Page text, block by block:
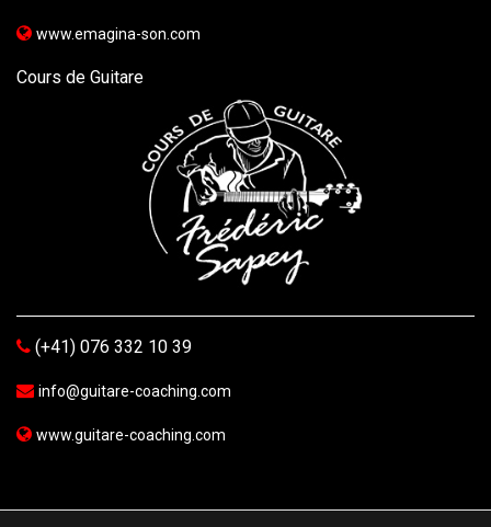
www.emagina-son.com
Cours de Guitare
(+41) 076 332 10 39
info@guitare-coaching.com
www.guitare-coaching.com